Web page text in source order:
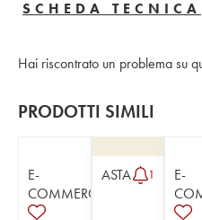
SCHEDA TECNICA
Hai riscontrato un problema su
PRODOTTI SIMILI
E-
COMMERCE
ASTA 1
E-